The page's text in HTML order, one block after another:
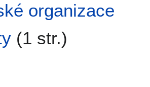
organizace
(1 str.)